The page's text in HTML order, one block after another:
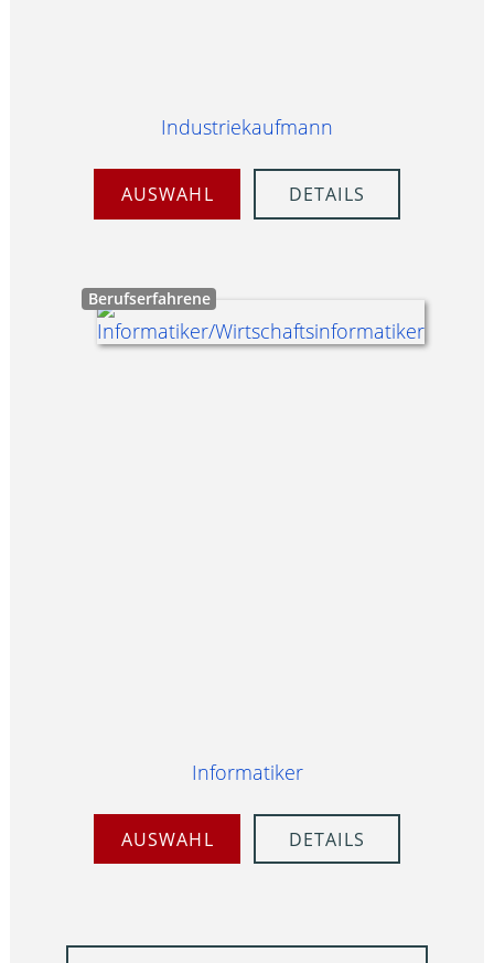
Industriekaufmann
AUSWAHL DETAILS
Berufserfahrene
Informatiker
AUSWAHL DETAILS